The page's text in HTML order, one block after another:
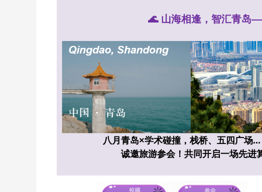
🌊 山海相逢，智汇青岛
八月青岛×学术碰撞，栈桥、五四广场
诚邀旅游参会！共同开启一场先